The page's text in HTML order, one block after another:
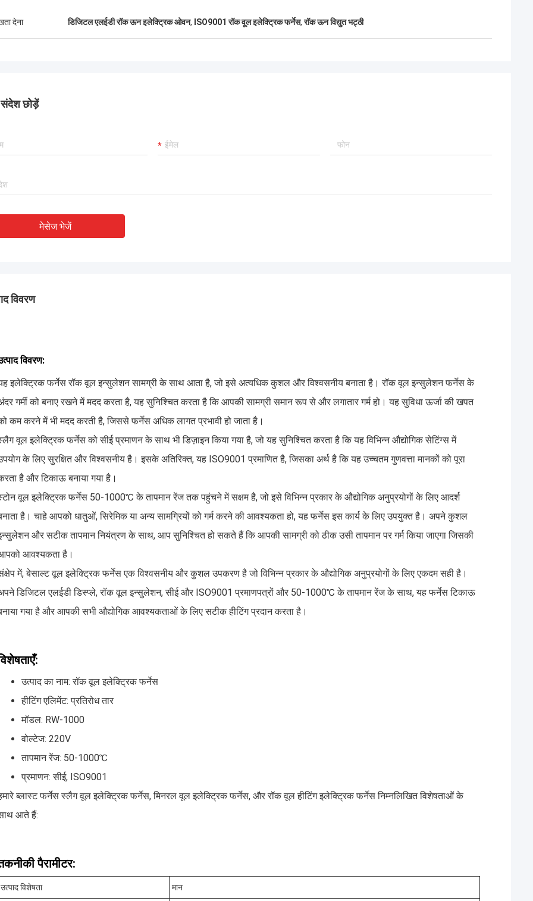
देना डिजिटल एलईडी रॉक ऊन इलेक्ट्रिक ओवन, ISO9001 रॉक वूल इलेक्ट्रिक फर्नेस,रॉक ऊन विद्युत भट्ठी
छोड़ें
मेसेज भेजें
विवरण
विवरण:
इलेक्ट्रिक फर्नेस रॉक वूल इन्सुलेशन सामग्री के साथ आता है, जो इसे अत्यधिक कुशल और विश्वसनीय बनाता है। रॉक वूल इन्सुलेशन फर्नेस के
गर्मी को बनाए रखने में मदद करता है, यह सुनिश्चित करता है कि आपकी सामग्री समान रूप से और लगातार गर्म हो। यह सुविधा ऊर्जा की खपत
कम करने में भी मदद करती है, जिससे फर्नेस अधिक लागत प्रभावी हो जाता है।
वूल इलेक्ट्रिक फर्नेस को सीई प्रमाणन के साथ भी डिज़ाइन किया गया है, जो यह सुनिश्चित करता है कि यह विभिन्न औद्योगिक सेटिंग्स में
के लिए सुरक्षित और विश्वसनीय है। इसके अतिरिक्त, यह ISO9001 प्रमाणित है, जिसका अर्थ है कि यह उच्चतम गुणवत्ता मानकों को पूरा
है और टिकाऊ बनाया गया है।
वूल इलेक्ट्रिक फर्नेस 50-1000℃ के तापमान रेंज तक पहुंचने में सक्षम है, जो इसे विभिन्न प्रकार के औद्योगिक अनुप्रयोगों के लिए आदर्श
है। चाहे आपको धातुओं, सिरेमिक या अन्य सामग्रियों को गर्म करने की आवश्यकता हो, यह फर्नेस इस कार्य के लिए उपयुक्त है। अपने कुशल
और सटीक तापमान नियंत्रण के साथ, आप सुनिश्चित हो सकते हैं कि आपकी सामग्री को ठीक उसी तापमान पर गर्म किया जाएगा जिसकी
आवश्यकता है।
में, बेसाल्ट वूल इलेक्ट्रिक फर्नेस एक विश्वसनीय और कुशल उपकरण है जो विभिन्न प्रकार के औद्योगिक अनुप्रयोगों के लिए एकदम सही है।
डिजिटल एलईडी डिस्प्ले, रॉक वूल इन्सुलेशन, सीई और ISO9001 प्रमाणपत्रों और 50-1000℃ के तापमान रेंज के साथ, यह फर्नेस टिकाऊ
गया है और आपकी सभी औद्योगिक आवश्यकताओं के लिए सटीक हीटिंग प्रदान करता है।
उत्पाद का नाम: रॉक वूल इलेक्ट्रिक फर्नेस
हीटिंग एलिमेंट: प्रतिरोध तार
मॉडल: RW-1000
वोल्टेज: 220V
तापमान रेंज: 50-1000℃
प्रमाणन: सीई, ISO9001
ब्लास्ट फर्नेस स्लैग वूल इलेक्ट्रिक फर्नेस, मिनरल वूल इलेक्ट्रिक फर्नेस, और रॉक वूल हीटिंग इलेक्ट्रिक फर्नेस निम्नलिखित विशेषताओं के
आते हैं:
पैरामीटर:
उत्पाद विशेषता मान